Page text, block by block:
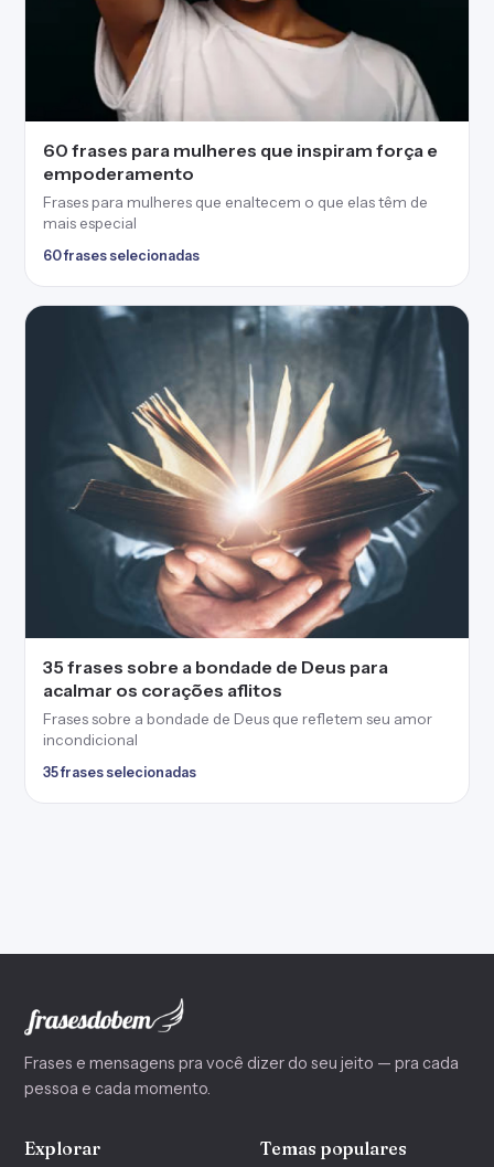
60 frases para mulheres que inspiram força e
empoderamento
Frases para mulheres que enaltecem o que elas têm de
mais especial
60 frases selecionadas
35 frases sobre a bondade de Deus para
acalmar os corações aflitos
Frases sobre a bondade de Deus que refletem seu amor
incondicional
35 frases selecionadas
Frases e mensagens pra você dizer do seu jeito — pra cada
pessoa e cada momento.
Explorar Temas populares